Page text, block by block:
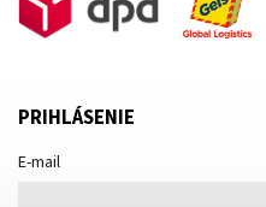
PRIHLÁSENIE
E-mail